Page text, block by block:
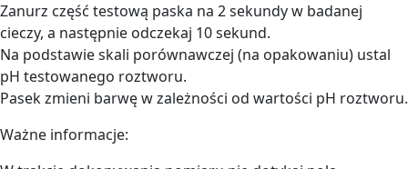
Zanurz część testową paska na 2 sekundy w badanej
cieczy, a następnie odczekaj 10 sekund.
Na podstawie skali porównawczej (na opakowaniu) ustal
pH testowanego roztworu.
Pasek zmieni barwę w zależności od wartości pH roztworu.
Ważne informacje: